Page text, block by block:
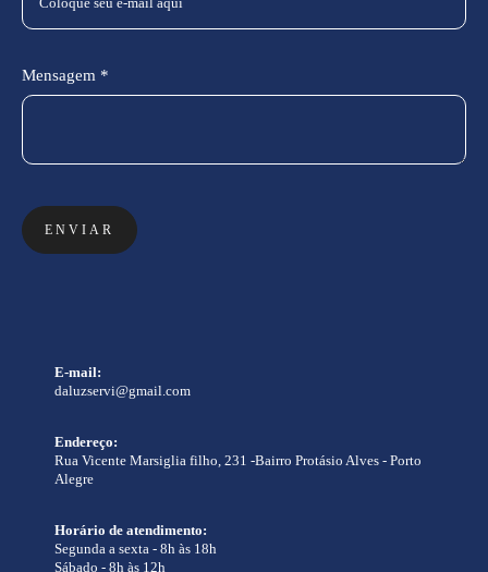
Mensagem *
ENVIAR
E-mail:
daluzservi@gmail.com
Endereço:
Rua Vicente Marsiglia filho, 231 -Bairro Protásio Alves - Porto
Alegre
Horário de atendimento:
Segunda a sexta - 8h às 18h
Sábado - 8h às 12h